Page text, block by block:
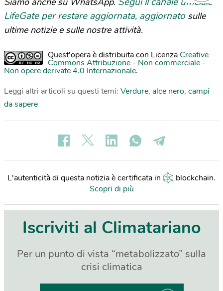
LifeGate per restare aggiornata, aggiornato sulle
ultime notizie e sulle nostre attività.
Quest'opera è distribuita con Licenza Creative
Commons Attribuzione - Non commerciale -
Non opere derivate 4.0 Internazionale.
Leggi altri articoli su questi temi: Verdure, alce nero, campi
da sapere
L'autenticità di questa notizia è certificata in blockchain.
Scopri di più
Iscriviti al Climatariano
Per un punto di vista “metabolizzato” sulla
crisi climatica